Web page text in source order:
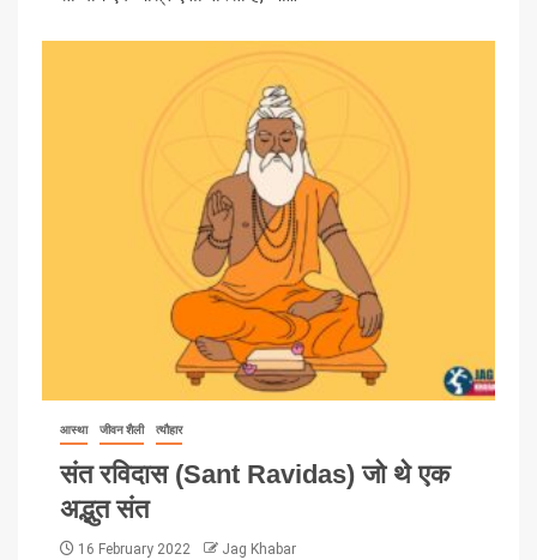
आस्था जीवन शैली त्यौहार
संत रविदास (Sant Ravidas) जो थे एक
अद्भुत संत
16 February 2022 Jag Khabar